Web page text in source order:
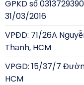
GPKD số
31/03/2016
VPĐD: 71/26A
Thạnh, HCM
VPGD: 15/37/7
HCM